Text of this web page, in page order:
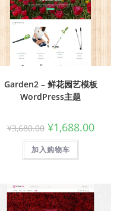
Garden2 – 鲜花园艺模板
WordPress主题
¥3,680.00 ¥1,688.00
加入购物车